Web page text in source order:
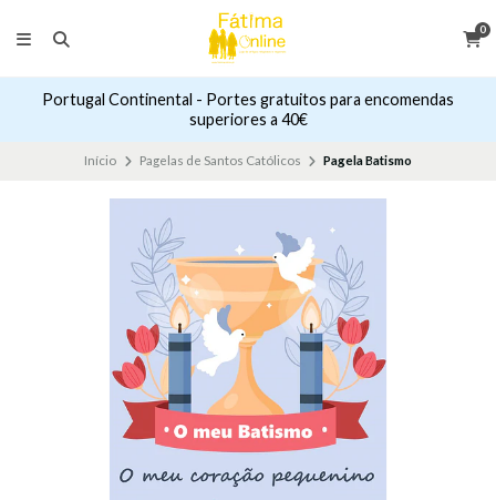
0
Portugal Continental - Portes gratuitos para encomendas
superiores a 40€
Início Pagelas de Santos Católicos Pagela Batismo